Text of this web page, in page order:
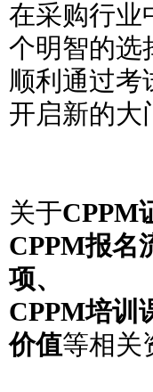
在采购行业
个明智的选
顺利通过考
开启新的大
关于CPPM
CPPM报名
项、
CPPM培训
价值等相关